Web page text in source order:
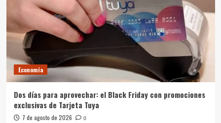
Economía
Dos días para aprovechar: el Black Friday con promociones
exclusivas de Tarjeta Tuya
7 de agosto de 2026 0